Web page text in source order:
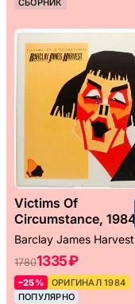
Victims Of
Circumstance, 1984
Barclay James Harvest
17801335 ₽
–25%
ОРИГИНАЛ 1984
ПОПУЛЯРНО